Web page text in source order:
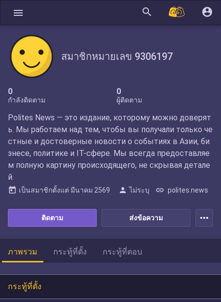
menu search account_circle
สมาชิกหมายเลข 9306197
0
กำลังติดตาม
0
ผู้ติดตาม
ส่งข้อความ
ติดตาม
Polites News — это издание, которому можно доверят
ь. Мы работаем над тем, чтобы вы получали только че
стные и достоверные новости о событиях в Азии, би
знесе, политике и IT-сфере. Мы всегда предоставляе
м полную картину происходящего, не скрывая детале
й.
today เป็นสมาชิกตั้งแต่ มีนาคม 2569 person ไม่ระบุ link polites.news
more_horiz
ภาพรวม กระทู้ที่ตั้ง กระทู้ที่ตอบ
กระทู้ที่ตั้ง